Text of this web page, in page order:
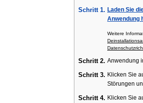
Schritt 1. Laden Sie
Anwendung
Weitere
Schritt 2. Anwendung
Schritt 3. Klicken Sie
Störungen
Schritt 4. Klicken Sie